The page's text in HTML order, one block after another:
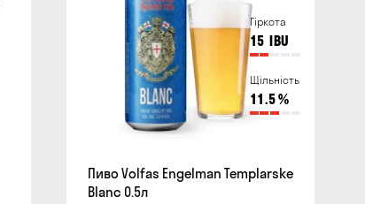
Гіркота
15 IBU
Щільність
11.5%
Пиво Volfas Engelman Templarske
Blanc 0.5л